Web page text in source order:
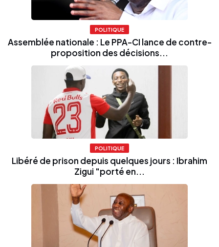
POLITIQUE
Assemblée nationale : Le PPA-CI lance de contre-
proposition des décisions...
POLITIQUE
Libéré de prison depuis quelques jours : Ibrahim
Zigui "porté en...